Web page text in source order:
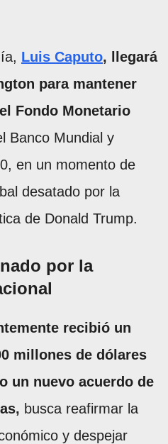
Luis Caputo, llegará
para mantener
Fondo Monetario
Banco Mundial y
en un momento de
desatado por la
de Donald Trump.
por la
recibió un
millones de dólares
un nuevo acuerdo de
busca reafirmar la
y despejar